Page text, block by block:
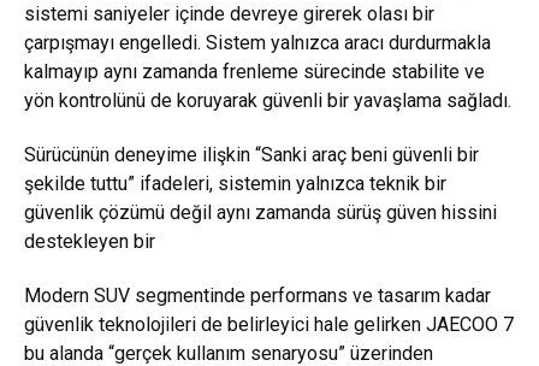
sistemi saniyeler içinde devreye girerek olası bir
çarpışmayı engelledi. Sistem yalnızca aracı durdurmakla
kalmayıp aynı zamanda frenleme sürecinde stabilite ve
yön kontrolünü de koruyarak güvenli bir yavaşlama sağladı.
Sürücünün deneyime ilişkin “Sanki araç beni güvenli bir
şekilde tuttu” ifadeleri, sistemin yalnızca teknik bir
güvenlik çözümü değil aynı zamanda sürüş güven hissini
destekleyen bir
Modern SUV segmentinde performans ve tasarım kadar
güvenlik teknolojileri de belirleyici hale gelirken JAECOO 7
bu alanda “gerçek kullanım senaryosu” üzerinden